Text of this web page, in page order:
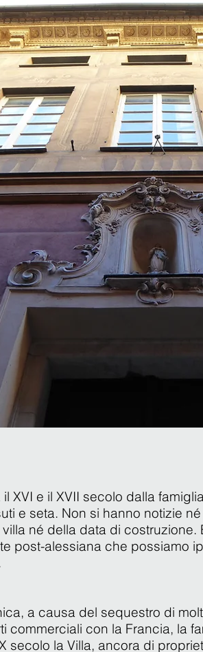
XVI e il XVII secolo dalla
e seta. Non si hanno notizie
né della data di costruzione.
post-alessiana che possiamo
a causa del sequestro di
commerciali con la Francia, la
secolo la Villa, ancora di